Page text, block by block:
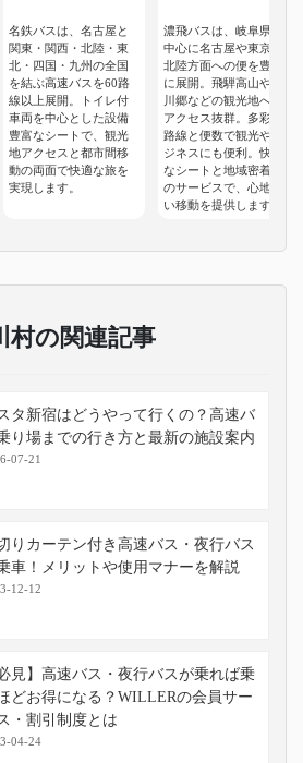
名鉄バスは、名古屋と
関東・関西・北陸・東
北・四国・九州の全国
を結ぶ高速バスを60路
線以上展開。トイレ付
車両を中心とした設備
豊富なシートで、観光
地アクセスと都市間移
動の両面で快適な旅を
実現します。
濃飛バスは、岐阜県を
中心に名古屋や東京、
北陸方面への便を豊富
に展開。飛騨高山や白
川郷などの観光地へも
アクセス抜群。多彩な
路線と便数で観光やビ
ジネスにも便利。快適
なシートと地域密着型
のサービスで、心地よ
い移動を提供します。
村の関連記事
タ新宿はどうやって行くの？高速バ
り場までの行き方と最新の施設案内
07-21
りカーテン付き高速バス・夜行バス
車！メリットや使用マナーを解説
12-12
必見】高速バス・夜行バスが乗れば乗
どお得になる？WILLERの会員サー
・割引制度とは
04-24